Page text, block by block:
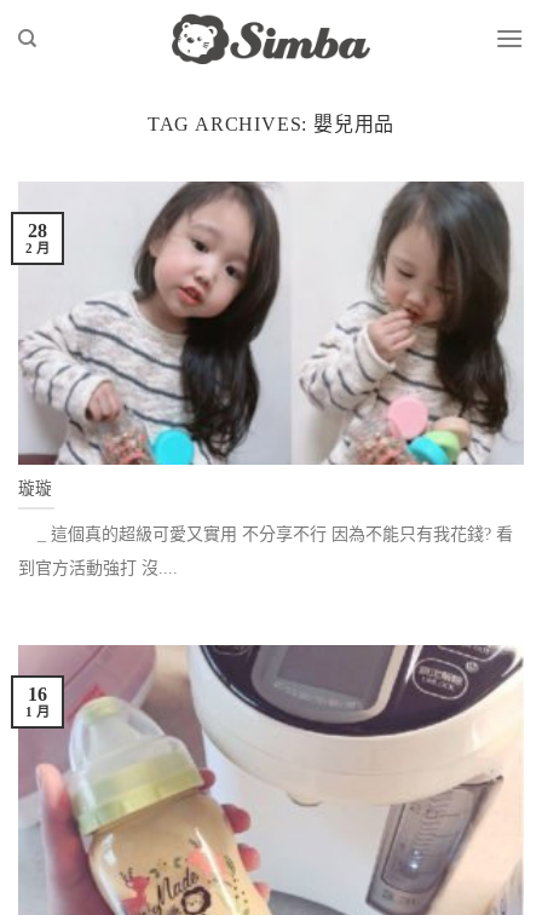
TAG ARCHIVES: 嬰兒用品
璇璇
_ 這個真的超級可愛又實用 不分享不行 因為不能只有我花錢? 看
到官方活動強打 沒....
28
2 月
16
1 月